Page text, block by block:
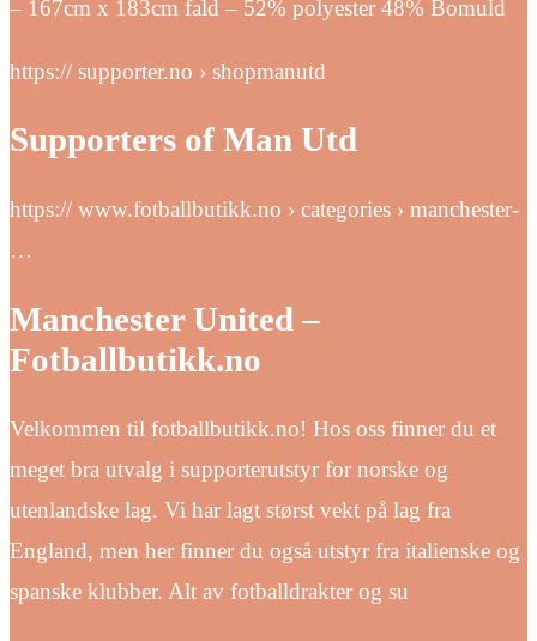
– 167cm x 183cm fald – 52% polyester 48% Bomuld
https:// supporter.no › shopmanutd
Supporters of Man Utd
https:// www.fotballbutikk.no › categories › manchester-
…
Manchester United –
Fotballbutikk.no
Velkommen til fotballbutikk.no! Hos oss finner du et
meget bra utvalg i supporterutstyr for norske og
utenlandske lag. Vi har lagt størst vekt på lag fra
England, men her finner du også utstyr fra italienske og
spanske klubber. Alt av fotballdrakter og su